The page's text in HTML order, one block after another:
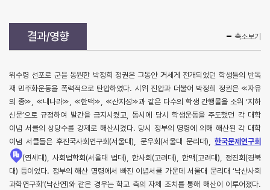
결과/영향 축소보기
위수령 선포로 군을 동원한 박정희 정권은 그동안 거세게 전개되었던 학생들의 반독
재 민주화운동을 폭력적으로 탄압하였다. 시위 진압과 더불어 박정희 정권은 ≪자유
의 종≫, ≪내나라≫, ≪한맥≫, ≪산지성≫과 같은 다수의 학생 간행물을 소위 ‘지하
신문’으로 규정하여 발간을 금지시켰고, 동시에 당시 학생운동을 주도했던 각 대학
이념 서클의 상당수를 강제로 해산시켰다. 당시 정부의 명령에 의해 해산된 각 대학
이념 서클들은 후진국사회연구회(서울대), 문우회(서울대 문리대), 한국문제연구회
(연세대), 사회법학회(서울대 법대), 한사회(고려대), 한맥(고려대), 정진회(경북
대) 등이었다. 정부의 해산 명령에서 빠진 이념서클 가운데 서울대 문리대 ‘낙산사회
과학연구회’(낙산연)와 같은 경우는 학교 측의 자체 조치를 통해 해산이 이루어졌다.